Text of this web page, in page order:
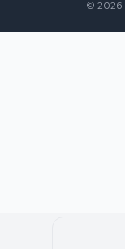
© 2026